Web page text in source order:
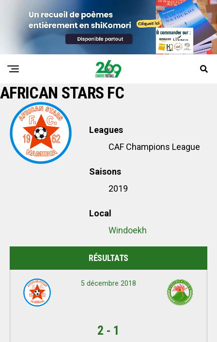
AFRICAN STARS FC
Leagues
CAF Champions League
Saisons
2019
Local
Windoekh
RÉSULTATS
5 décembre 2018
2 - 1